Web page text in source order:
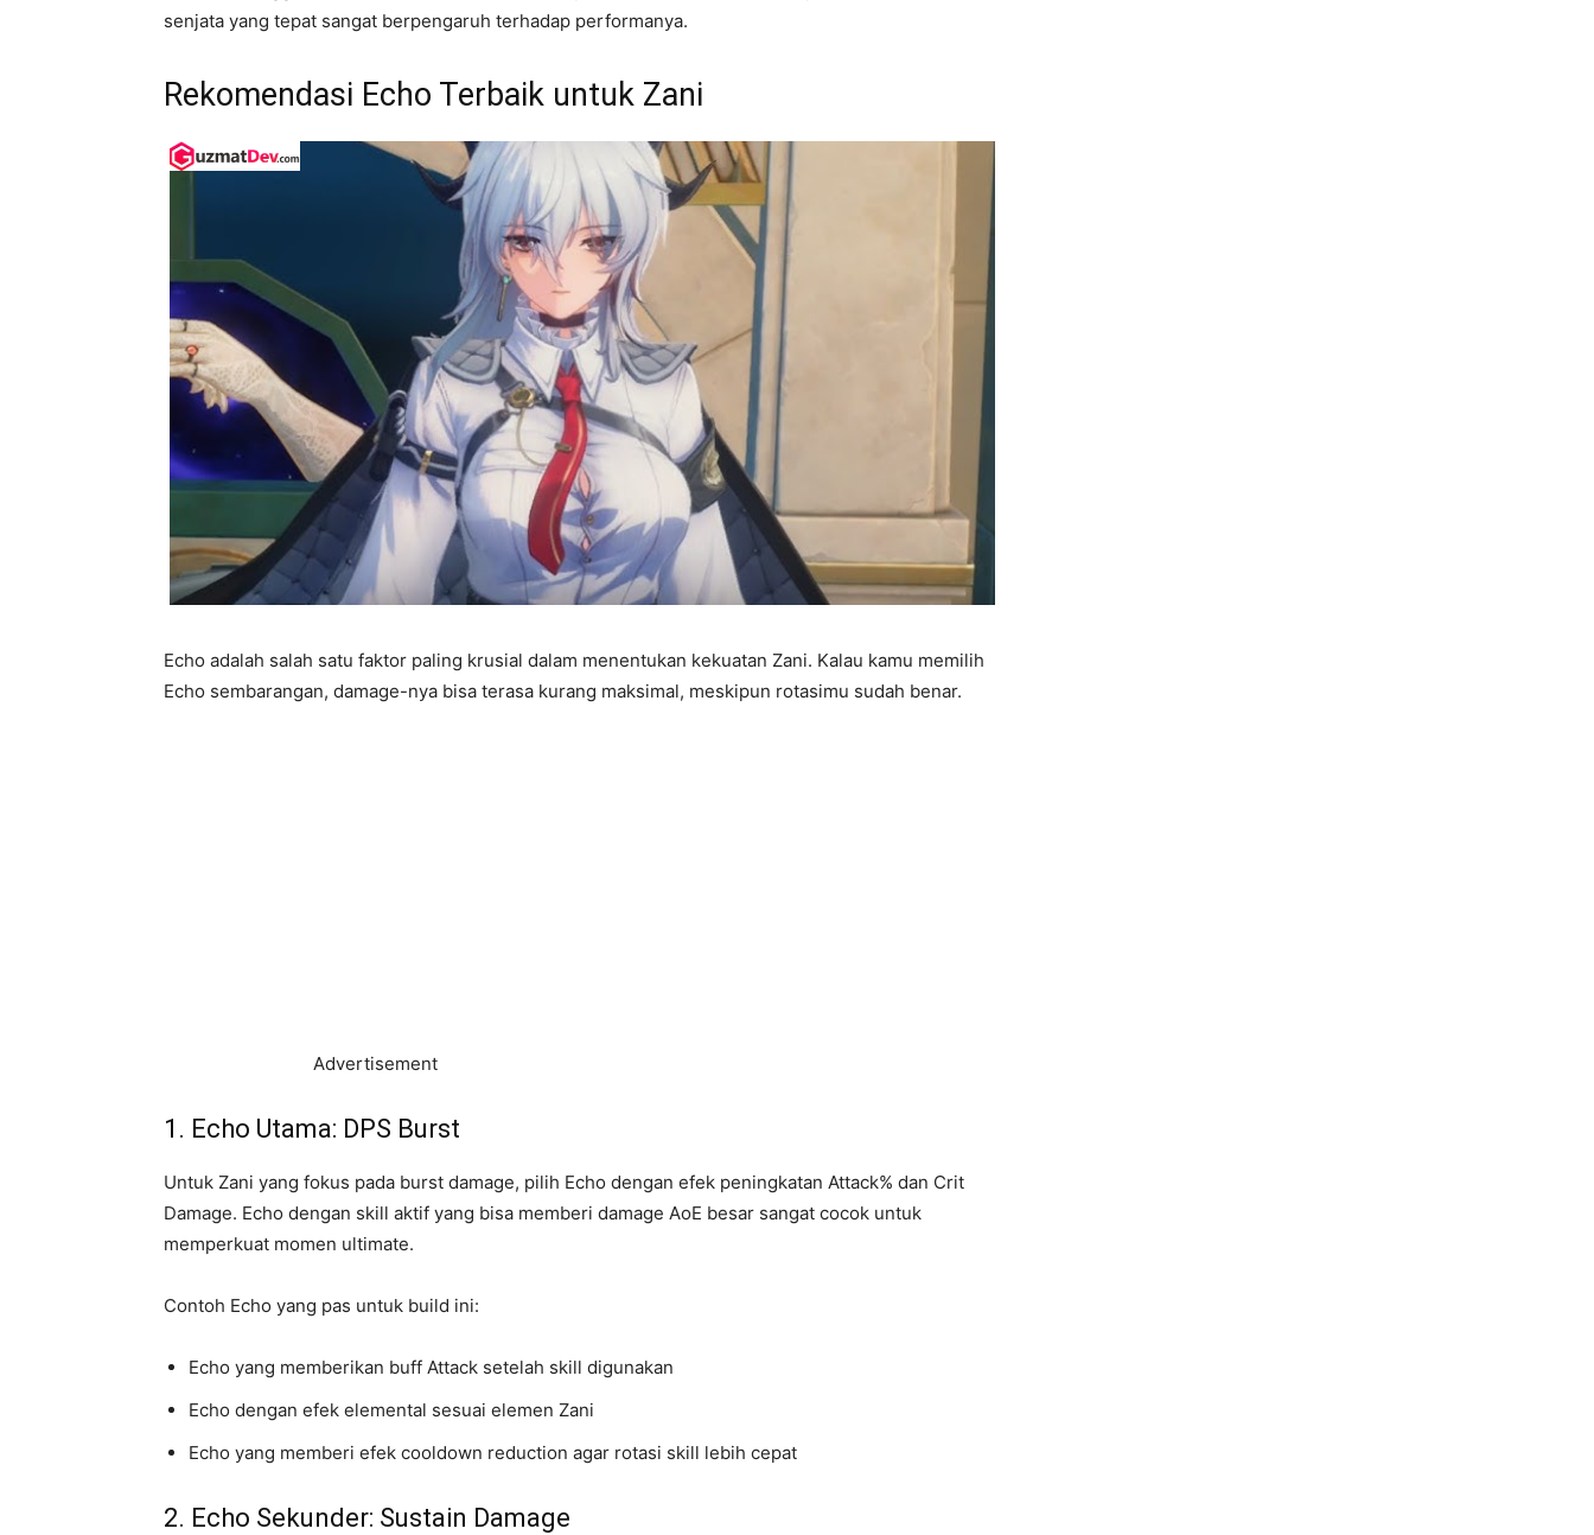
senjata yang tepat sangat berpengaruh terhadap performanya.
Rekomendasi Echo Terbaik untuk Zani
Echo adalah salah satu faktor paling krusial dalam menentukan kekuatan Zani. Kalau kamu memilih
Echo sembarangan, damage-nya bisa terasa kurang maksimal, meskipun rotasimu sudah benar.
Advertisement
1. Echo Utama: DPS Burst
Untuk Zani yang fokus pada burst damage, pilih Echo dengan efek peningkatan Attack% dan Crit
Damage. Echo dengan skill aktif yang bisa memberi damage AoE besar sangat cocok untuk
memperkuat momen ultimate.
Contoh Echo yang pas untuk build ini:
Echo yang memberikan buff Attack setelah skill digunakan
Echo dengan efek elemental sesuai elemen Zani
Echo yang memberi efek cooldown reduction agar rotasi skill lebih cepat
2. Echo Sekunder: Sustain Damage